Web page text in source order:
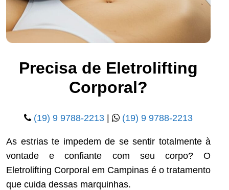
Precisa de Eletrolifting
Corporal?
(19) 9 9788-2213 | (19) 9 9788-2213
As estrias te impedem de se sentir totalmente à
vontade e confiante com seu corpo? O
Eletrolifting Corporal em Campinas é o tratamento
que cuida dessas marquinhas.